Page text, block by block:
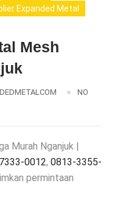
Expanded Metal
Mesh
NO
Murah Nganjuk |
0012, 0813-3355-
permintaan